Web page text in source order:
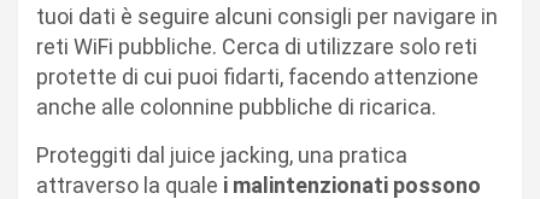
tuoi dati è seguire alcuni consigli per navigare in
reti WiFi pubbliche. Cerca di utilizzare solo reti
protette di cui puoi fidarti, facendo attenzione
anche alle colonnine pubbliche di ricarica.
Proteggiti dal juice jacking, una pratica
attraverso la quale i malintenzionati possono